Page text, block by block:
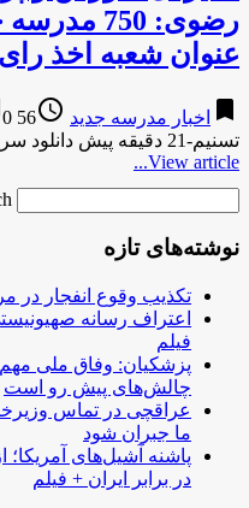
رضوی:
عنوان شعبه اخذ
bookmark اخبار مدرسه جدید access_time
56 years ago
0
تسنیم-21 دقیقه پیش دانلود سریال دانلود فیلم خارجی
View article...
…
نوشته‌های تازه
تکذیب وقوع انفجار در
اعتراف رسانه
فیلم
پزشکیان: وفاق ملی
چالش‌های پیش رو است
عراقچی در تماس
ما جبران شود
پاشنه آشیل‌های
در برابر ایران + فیلم